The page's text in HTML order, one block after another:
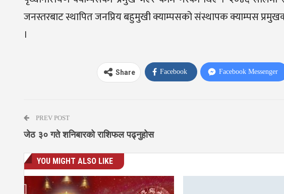
जनस्तरबाट स्थापित जनप्रिय बहुमुखी क्याम्पसको संस्थापक क्याम्पस
।
Share Facebook Facebook Messenger
PREV POST
जेठ ३० गते शनिबारको राशिफल पढ्नुहोस
YOU MIGHT ALSO LIKE